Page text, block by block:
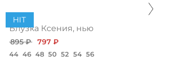
HIT
Блузка Ксения, нью
895 ₽ 797 ₽
44 46 48 50 52 54 56